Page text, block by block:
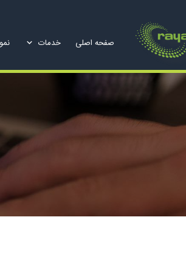
صفحه اصلی خدمات